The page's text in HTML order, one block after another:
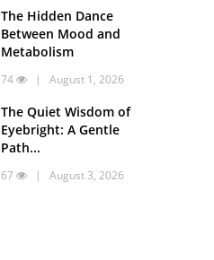
The Hidden Dance
Between Mood and
Metabolism
74 | August 1, 2026
The Quiet Wisdom of
Eyebright: A Gentle
Path...
67 | August 3, 2026